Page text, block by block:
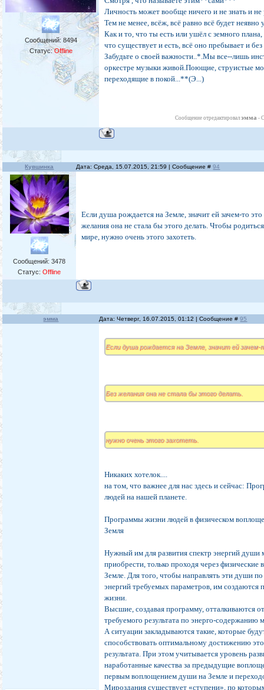
Сообщений: 8494
Статус:Offline
Личность может вообще ничего и не знать и не
Тем не менее, всёж, всё равно всё будет неявно
Как и то, что ты есть или ушёл с земного плана,
что существует и есть, всё оно пребывает и без
Забудьте о своей важности..*.Мы все--лишь
оркестре музыки живой.Поющие, струистые
переходящие в покой...**(Э...)
Сообщение отредактировалэмма -
Кувшинка Дата: Среда, 15.07.2015, 21:59 | Сообщение #94
Сообщений:3478
Статус:Offline
Если душа рождается на Земле, значит ей зачем-то
желания она не стала бы этого делать. Чтобы
мире, нужно очень этого захотеть.
эмма Дата: Четверг, 16.07.2015, 01:12 | Сообщение #95
Если душа рождается на Земле, значит ей
Без желания она не стала бы этого делать.
нужно очень этого захотеть.
Никаких хотелок....
на том, что важнее для нас здесь и сейчас:
людей на нашей планете.
Программы жизни людей в физическом
Земля
Нужный им для развития спектр энергий души
приобрести, только проходя через физические
Земле. Для того, чтобы направлять эти души
энергий требуемых параметров, им создаются
жизни.
Высшие, создавая программу, отталкиваются
требуемого результата по энерго-
А ситуации закладываются такие, которые
способствовать оптимальному достижению
результата. При этом учитывается уровень
наработанные качества за предыдущие
первым воплощением души на Земле и
Мироздания существует «ступени», по